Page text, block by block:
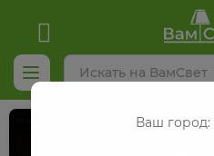
Ваш город: